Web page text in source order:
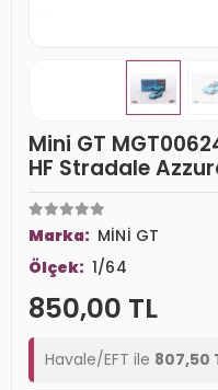
Mini GT
HF Stradale
Marka: MİNİ GT
Ölçek: 1/64
850,00 TL
Havale/EFT ile 807,50